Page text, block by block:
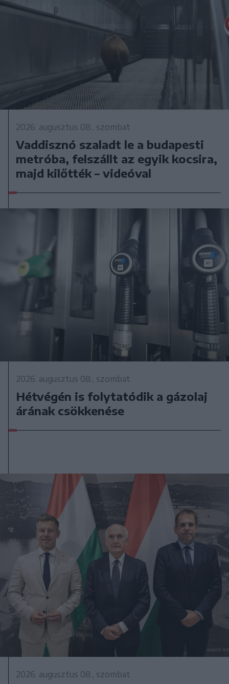
2026. augusztus 08., szombat
Vaddisznó szaladt le a budapesti
metróba, felszállt az egyik kocsira,
majd kilőtték – videóval
2026. augusztus 08., szombat
Hétvégén is folytatódik a gázolaj
árának csökkenése
2026. augusztus 08., szombat